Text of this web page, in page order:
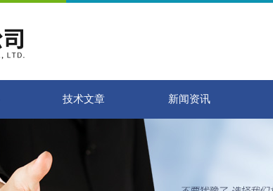
技术文章 新闻资讯